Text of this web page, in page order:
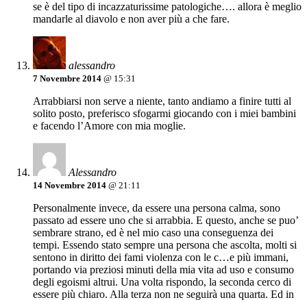
se è del tipo di incazzaturissime patologiche…. allora è meglio
mandarle al diavolo e non aver più a che fare.
alessandro
7 Novembre 2014 @ 15:31
Arrabbiarsi non serve a niente, tanto andiamo a finire tutti al
solito posto, preferisco sfogarmi giocando con i miei bambini
e facendo l’Amore con mia moglie.
Alessandro
14 Novembre 2014 @ 21:11
Personalmente invece, da essere una persona calma, sono
passato ad essere uno che si arrabbia. E questo, anche se puo’
sembrare strano, ed è nel mio caso una conseguenza dei
tempi. Essendo stato sempre una persona che ascolta, molti si
sentono in diritto dei fami violenza con le c…e più immani,
portando via preziosi minuti della mia vita ad uso e consumo
degli egoismi altrui. Una volta rispondo, la seconda cerco di
essere più chiaro. Alla terza non ne seguirà una quarta. Ed in